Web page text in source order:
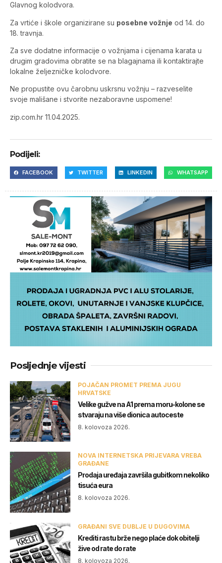
Glavnog kolodvora.
Za vrtiće i škole organizirane su posebne vožnje od 14. do
18. travnja.
Za sve dodatne informacije o vožnjama i cijenama karata u
drugim gradovima obratite se na blagajnama ili kontaktirajte
lokalne željezničke kolodvore.
Ne propustite ovu čarobnu uskrsnu vožnju – razveselite
svoje mališane i stvorite nezaboravne uspomene!
zip.com.hr 11.04.2025.
Podijeli:
FACEBOOK TWITTER LINKEDIN WHATSAPP
Posljednje vijesti
POJAČAN PROMET PREMA JUGU
HRVATSKE
Velike gužve na A1 prema moru-kolone se
stvaraju na više dionica autoceste
8. kolovoza 2026.
NOVA INTERNETSKA PRIJEVARA VREBA
GRAĐANE
Prodaja uređaja završila gubitkom nekoliko
tisuća eura
8. kolovoza 2026.
GRAĐANI SVE DUBLJE U DUGOVIMA
Krediti rastu brže nego plaće dok obitelji
žive od rate do rate
8. kolovoza 2026.